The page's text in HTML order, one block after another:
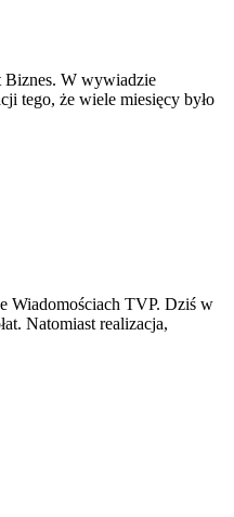
Biznes. W wywiadzie
tego, że wiele miesięcy było
Wiadomościach TVP. Dziś w
Natomiast realizacja,